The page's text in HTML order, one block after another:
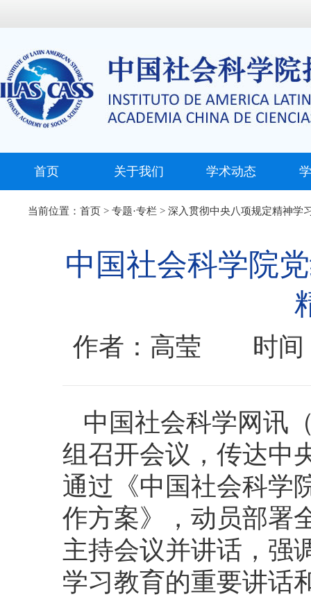
首页 关于我们 学术动态
当前位置： 首页 > 专题·专栏 > 深入贯彻中央八项规定精神学
中国社会科学院
作者：高莹 时间
中国社会科学网讯
组召开会议，传达中
通过《中国社会科学
作方案》，动员部署
主持会议并讲话，强
学习教育的重要讲话